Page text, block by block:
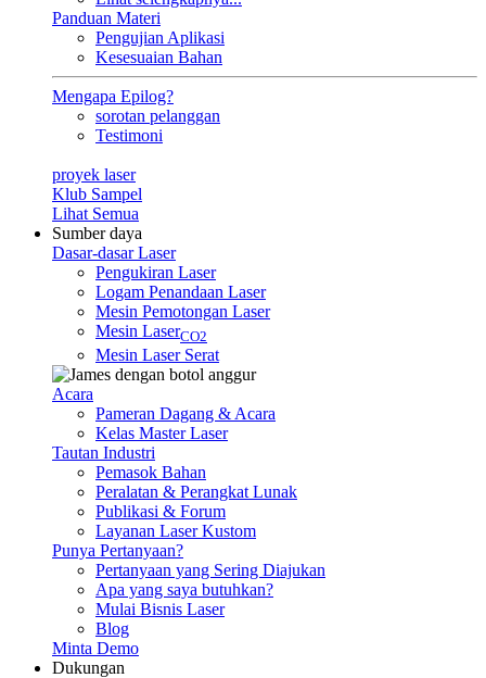
Panduan Materi
Pengujian Aplikasi
Kesesuaian Bahan
Mengapa Epilog?
sorotan pelanggan
Testimoni
proyek laser
Klub Sampel
Lihat Semua
Sumber daya
Dasar-dasar Laser
Pengukiran Laser
Logam Penandaan Laser
Mesin Pemotongan Laser
Mesin LaserCO2
Mesin Laser Serat
Acara
Pameran Dagang & Acara
Kelas Master Laser
Tautan Industri
Pemasok Bahan
Peralatan & Perangkat Lunak
Publikasi & Forum
Layanan Laser Kustom
Punya Pertanyaan?
Pertanyaan yang Sering Diajukan
Apa yang saya butuhkan?
Mulai Bisnis Laser
Blog
Minta Demo
Dukungan